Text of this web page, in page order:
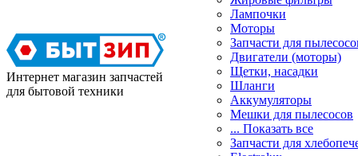
Интернет магазин запчастей
для бытовой техники
Лампочки
Моторы
Запчасти для
Двигатели (моторы)
Щетки, насадки
Шланги
Аккумуляторы
Мешки для пылесосов
... Показать все
Запчасти для